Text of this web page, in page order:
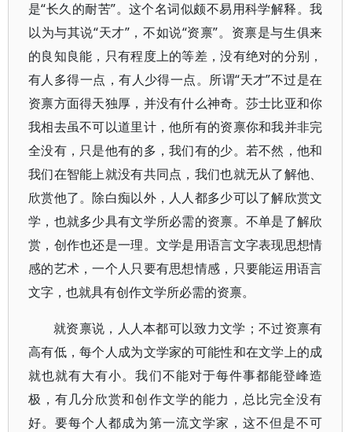
是“长久的耐苦”。这个名词似颇不易用科学解释。我
以为与其说“天才”，不如说“资禀”。资禀是与生俱来
的良知良能，只有程度上的等差，没有绝对的分别，
有人多得一点，有人少得一点。所谓“天才”不过是在
资禀方面得天独厚，并没有什么神奇。莎士比亚和你
我相去虽不可以道里计，他所有的资禀你和我并非完
全没有，只是他有的多，我们有的少。若不然，他和
我们在智能上就没有共同点，我们也就无从了解他、
欣赏他了。除白痴以外，人人都多少可以了解欣赏文
学，也就多少具有文学所必需的资禀。不单是了解欣
赏，创作也还是一理。文学是用语言文字表现思想情
感的艺术，一个人只要有思想情感，只要能运用语言
文字，也就具有创作文学所必需的资禀。
就资禀说，人人本都可以致力文学；不过资禀有
高有低，每个人成为文学家的可能性和在文学上的成
就也就有大有小。我们不能对于每件事都能登峰造
极，有几分欣赏和创作文学的能力，总比完全没有
好。要每个人都成为第一流文学家，这不但是不可